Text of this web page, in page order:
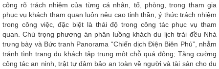
công rõ trách nhiệm của từng cá nhân, tổ, phòng, trong tham gia
phục vụ khách tham quan luôn nêu cao tinh thần, ý thức trách nhiệm
trong công việc, đặc biệt là thái độ trong công tác phục vụ tham
quan. Chú trọng phương án phân luồng khách du lịch trải đều Nhà
trưng bày và Bức tranh Panorama “Chiến dịch Điện Biên Phủ”, nhằm
tránh tình trạng du khách tập trung một chỗ quá đông; Tăng cường
công tác an ninh, trật tự đảm bảo an toàn về người và tài sản cho du